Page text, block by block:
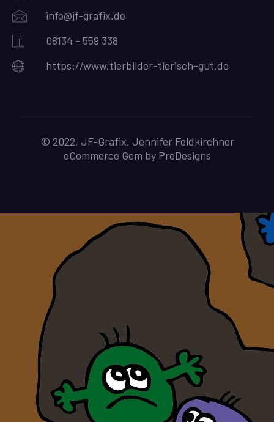
info@jf-grafix.de
08134 - 559 338
https://www.tierbilder-tierisch-gut.de
© 2022, JF-Grafix, Jennifer Feldkirchner
eCommerce Gem by ProDesigns